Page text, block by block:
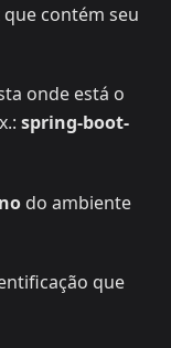
contém seu
onde está o
spring-boot-
do ambiente
que